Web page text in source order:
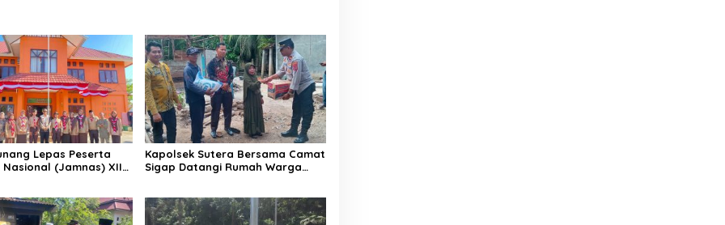
Lepas Peserta
(Jamnas) XII
Kapolsek Sutera Bersama Camat
Sigap Datangi Rumah Warga